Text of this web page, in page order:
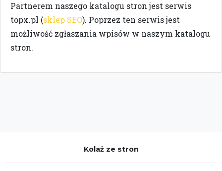
Partnerem naszego katalogu stron jest serwis
topx.pl (sklep SEO). Poprzez ten serwis jest
możliwość zgłaszania wpisów w naszym katalogu
stron.
Kolaż ze stron